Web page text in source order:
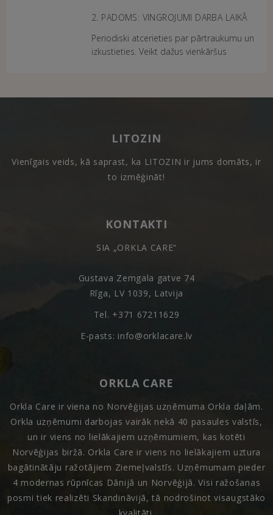
2. PADOMS: VINGROJUMI DARBA LAIKĀ
Periodiski atcerieties par pārtraukumu un
izkustieties. Veikt dažus vienkāršus
LITOZIN
Vienīgais veids, kā saprast, ka LITOZIN ir jums domāts, ir
to izmēģināt!
KONTAKTI
SIA „ORKLA CARE“
Gustava Zemgala gatve 74
Rīga, LV 1039, Latvija
Tel. +371 67211629
E-pasts: info@orklacare.lv
ORKLA CARE
Orkla Care ir viena no Norvēģijas uzņēmuma Orkla daļām.
Orkla uzņēmumi darbojas vairāk nekā 40 pasaules valstīs,
un ir viens no lielākajiem uzņēmumiem, kas kotēti
Norvēģijas biržā. Orkla Care ir viens no lielākajiem uztura
bagātinātāju ražotājiem Ziemeļvalstīs. Uzņēmumam pieder
4 modernas rūpnīcas Dānijā un Norvēģijā. Visi ražošanas
posmi tiek realizēti Skandināvijā, tā nodrošinot visaugstāko